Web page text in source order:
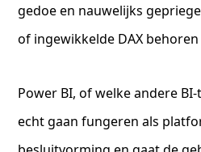
gedoe en nauwelijks
of ingewikkelde DAX
Power BI, of welke andere
echt gaan fungeren als